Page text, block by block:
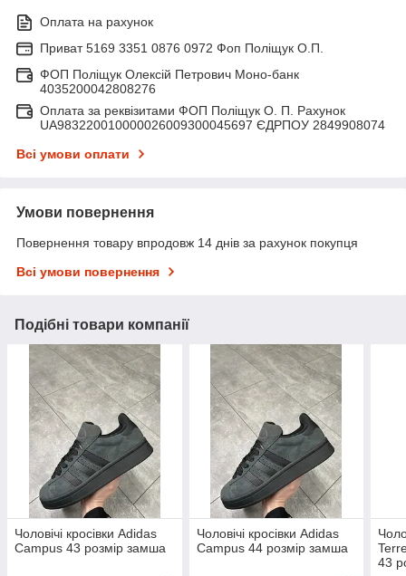
Оплата на рахунок
Приват 5169 3351 0876 0972 Фоп Поліщук О.П.
ФОП Поліщук Олексій Петрович Моно-банк
4035200042808276
Оплата за реквізитами ФОП Поліщук О. П. Рахунок
UA983220010000026009300045697 ЄДРПОУ 2849908074
Всі умови оплати
Умови повернення
Повернення товару впродовж 14 днів за рахунок покупця
Всі умови повернення
Подібні товари компанії
Чоловічі кросівки Adidas
Campus 43 розмір замша
Чоловічі кросівки Adidas
Campus 44 розмір замша
43